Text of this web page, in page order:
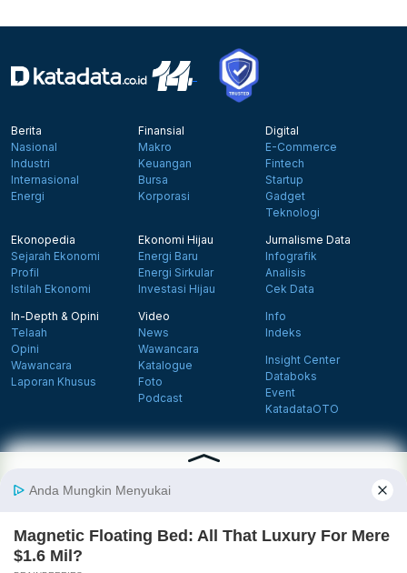
Berita
Nasional
Industri
Internasional
Energi
Finansial
Makro
Keuangan
Bursa
Korporasi
Digital
E-Commerce
Fintech
Startup
Gadget
Teknologi
Ekonopedia
Sejarah Ekonomi
Profil
Istilah Ekonomi
Ekonomi Hijau
Energi Baru
Energi Sirkular
Investasi Hijau
Jurnalisme Data
Infografik
Analisis
Cek Data
In-Depth & Opini
Telaah
Opini
Wawancara
Laporan Khusus
Video
News
Wawancara
Katalogue
Foto
Podcast
Info
Indeks
Insight Center
Databoks
Event
KatadataOTO